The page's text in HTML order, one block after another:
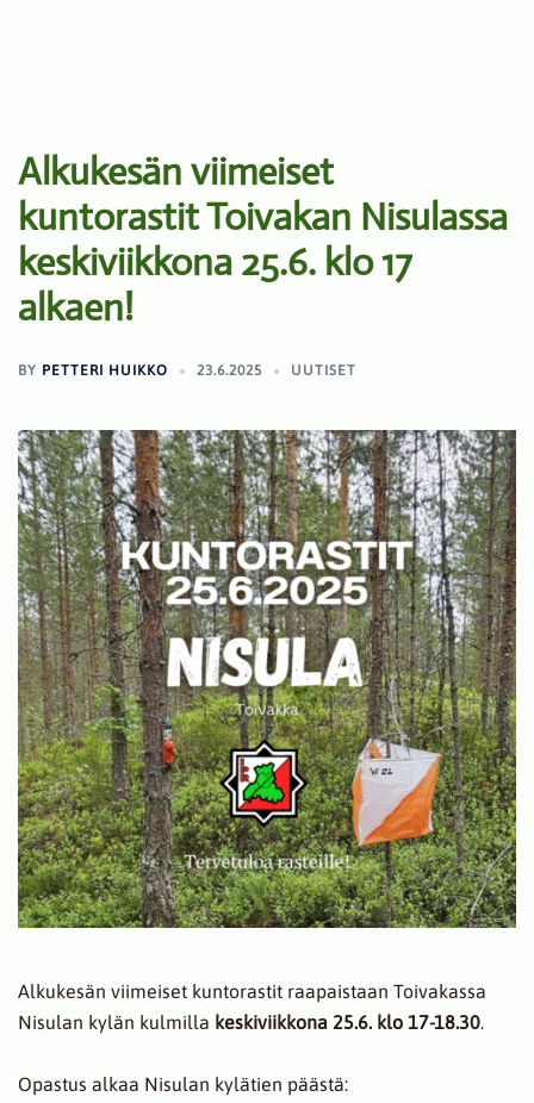
Alkukesän viimeiset
kuntorastit Toivakan Nisulassa
keskiviikkona 25.6. klo 17
alkaen!
BY PETTERI HUIKKO 23.6.2025 UUTISET
Alkukesän viimeiset kuntorastit raapaistaan Toivakassa
Nisulan kylän kulmilla keskiviikkona 25.6. klo 17-18.30.
Opastus alkaa Nisulan kylätien päästä: